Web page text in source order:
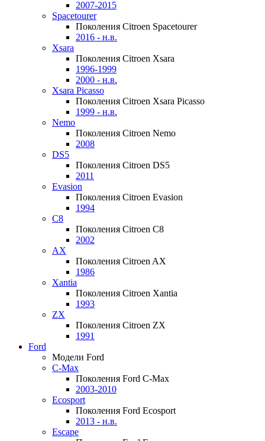
2007-2015
Spacetourer
Поколения Citroen Spacetourer
2016 - н.в.
Xsara
Поколения Citroen Xsara
1996-1999
2000 - н.в.
Xsara Picasso
Поколения Citroen Xsara Picasso
1999 - н.в.
Nemo
Поколения Citroen Nemo
2008
DS5
Поколения Citroen DS5
2011
Evasion
Поколения Citroen Evasion
1994
C8
Поколения Citroen C8
2002
AX
Поколения Citroen AX
1986
Xantia
Поколения Citroen Xantia
1993
ZX
Поколения Citroen ZX
1991
Ford
Модели Ford
C-Max
Поколения Ford C-Max
2003-2010
Ecosport
Поколения Ford Ecosport
2013 - н.в.
Escape